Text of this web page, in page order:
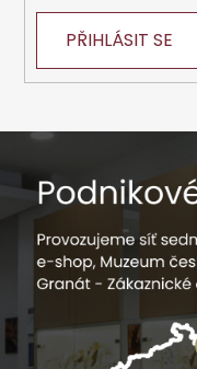
PŘIHLÁSIT SE